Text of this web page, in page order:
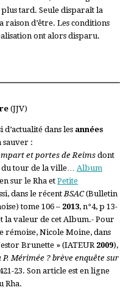
tard. Seule disparaît la
raison d’être. Les conditions
ont alors disparu.
(JJV)
dans les années
sauver :
et portes de Reimsdont
du tour de la ville… Album
sur le Rha etPetite
dans le récent BSAC(Bulletin
tome 106 – 2013, n°4, p 13-
la valeur de cet Album.- Pour
rémoise, Nicole Moine, dans
Brunette » (IATEUR 2009),
Mérimée ? brève enquête sur
23. Son article est en ligne
Rha.